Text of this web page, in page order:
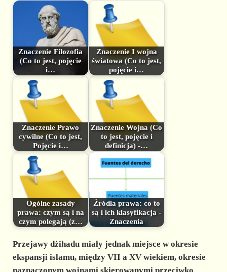
Znaczenie Filozofia
(Co to jest, pojęcie
i…
Znaczenie I wojna
światowa (Co to jest,
pojęcie i…
Znaczenie Prawo
cywilne (Co to jest,
Pojęcie i…
Znaczenie Wojna (Co
to jest, pojęcie i
definicja) -…
Ogólne zasady
prawa: czym są i na
czym polegają (z…
Źródła prawa: co to
są i ich klasyfikacja -
Znaczenia
Przejawy dżihadu miały jednak miejsce w okresie
ekspansji islamu, między VII a XV wiekiem, okresie